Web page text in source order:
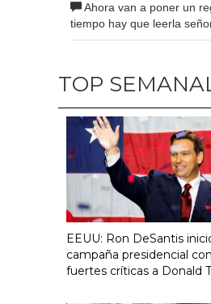
Ahora van a poner un
tiempo hay que leerla
TOP
EEUU: Ron DeSantis
campaña presidencial con
fuertes críticas a Donald